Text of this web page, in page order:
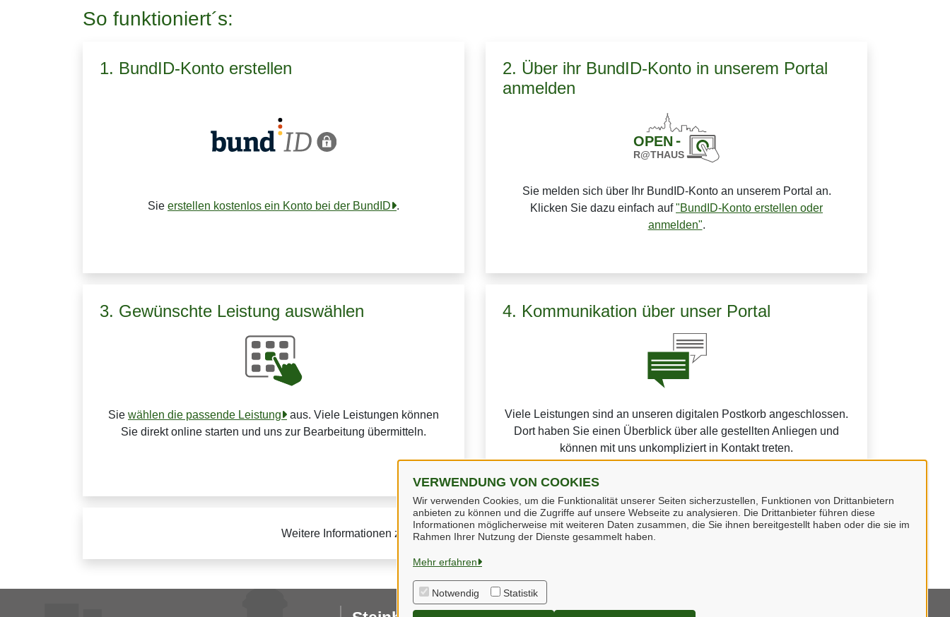
VERWENDUNG VON COOKIES
Wir verwenden Cookies, um die Funktionalität unserer Seiten sicherzustellen, Funktionen von Drittanbietern
anbieten zu können und die Zugriffe auf unsere Webseite zu analysieren. Die Drittanbieter führen diese
Informationen möglicherweise mit weiteren Daten zusammen, die Sie ihnen bereitgestellt haben oder die sie im
Rahmen Ihrer Nutzung der Dienste gesammelt haben.
Mehr erfahren
Notwendig Statistik
So funktioniert´s:
1. BundID-Konto erstellen
Sie erstellen kostenlos ein Konto bei der BundID .
2. Über ihr BundID-Konto in unserem Portal
anmelden
Sie melden sich über Ihr BundID-Konto an unserem Portal an.
Klicken Sie dazu einfach auf"BundID-Konto erstellen oder
anmelden".
3. Gewünschte Leistung auswählen
Sie wählen die passende Leistung
aus. Viele Leistungen können
Sie direkt online starten und uns zur Bearbeitung übermitteln.
4. Kommunikation über unser Portal
Viele Leistungen sind an unseren digitalen Postkorb angeschlossen.
Dort haben Sie einen Überblick über alle gestellten Anliegen und
können mit uns unkompliziert in Kontakt treten.
Weitere Informationen zur BundID finden Sie auf derFAQ-Seite des Bundes.